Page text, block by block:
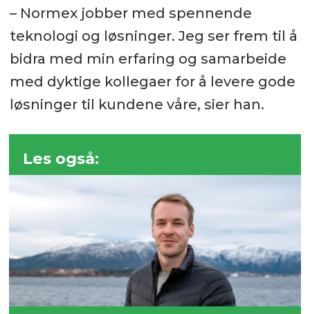
– Normex jobber med spennende
teknologi og løsninger. Jeg ser frem til å
bidra med min erfaring og samarbeide
med dyktige kollegaer for å levere gode
løsninger til kundene våre, sier han.
Les også: